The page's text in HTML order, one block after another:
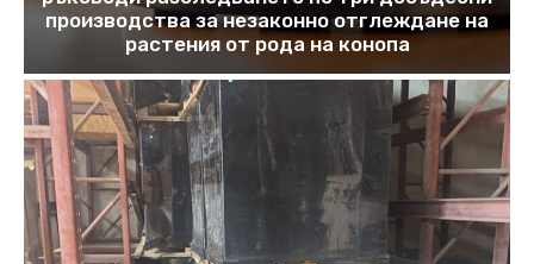
производства за незаконно отглеждане на
растения от рода на конопа